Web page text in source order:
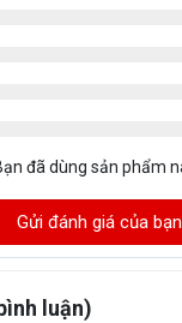
đã dùng sản phẩm
Gửi đánh giá của bạn
luận)